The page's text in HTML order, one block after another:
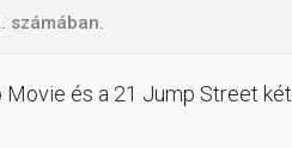
számában.
és a 21 Jump Street két